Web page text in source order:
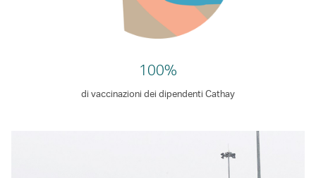
100%
di vaccinazioni dei dipendenti Cathay